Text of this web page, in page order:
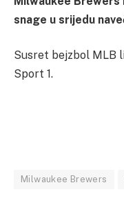
snage u srijedu
Susret bejzbol MLB
Sport 1.
Milwaukee Brewers